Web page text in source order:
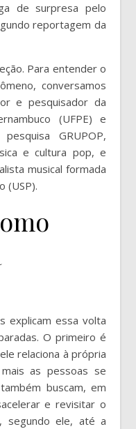
de surpresa pelo
reportagem da
Para entender o
conversamos
e pesquisador da
(UFPE) e
GRUPOP,
e cultura pop, e
musical formada
(USP).
explicam essa volta
O primeiro é
relaciona à própria
as pessoas se
buscam, em
e revisitar o
segundo ele, até a